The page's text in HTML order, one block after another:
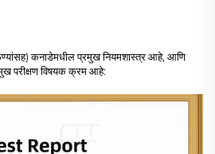
कनाडेमधील प्रमुख नियमशास्त्र आहे, आणि
परीक्षण विषयक क्रम आहे: